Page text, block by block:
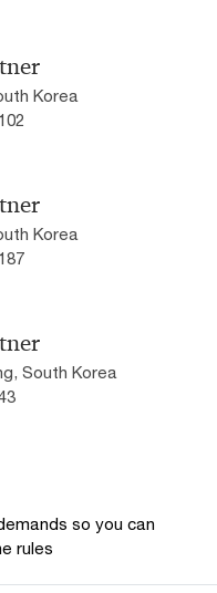
Korea
Korea
South Korea
so you can
rules